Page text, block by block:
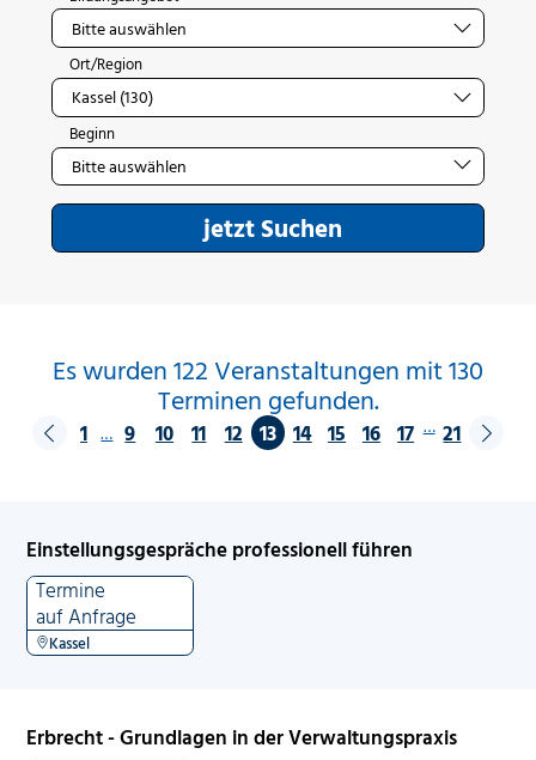
Ort/Region
Beginn
jetzt Suchen
Es wurden 122 Veranstaltungen mit 130
Terminen gefunden.
1 … 9 10 11 12 13 14 15 16 17 … 21
Einstellungsgespräche professionell führen
Termine
auf Anfrage
Kassel
Erbrecht - Grundlagen in der Verwaltungspraxis